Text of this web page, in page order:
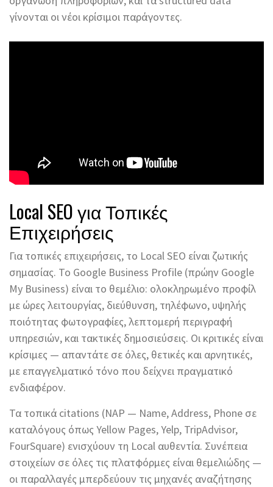
γίνονται οι νέοι κρίσιμοι παράγοντες.
Local SEO για Τοπικές
Επιχειρήσεις
Για τοπικές επιχειρήσεις, το Local SEO είναι ζωτικής
σημασίας. Το Google Business Profile (πρώην Google
My Business) είναι το θεμέλιο: ολοκληρωμένο προφίλ
με ώρες λειτουργίας, διεύθυνση, τηλέφωνο, υψηλής
ποιότητας φωτογραφίες, λεπτομερή περιγραφή
υπηρεσιών, και τακτικές δημοσιεύσεις. Οι κριτικές είναι
κρίσιμες — απαντάτε σε όλες, θετικές και αρνητικές,
με επαγγελματικό τόνο που δείχνει πραγματικό
ενδιαφέρον.
Τα τοπικά citations (NAP — Name, Address, Phone σε
καταλόγους όπως Yellow Pages, Yelp, TripAdvisor,
FourSquare) ενισχύουν τη Local αυθεντία. Συνέπεια
στοιχείων σε όλες τις πλατφόρμες είναι θεμελιώδης —
οι παραλλαγές μπερδεύουν τις μηχανές αναζήτησης